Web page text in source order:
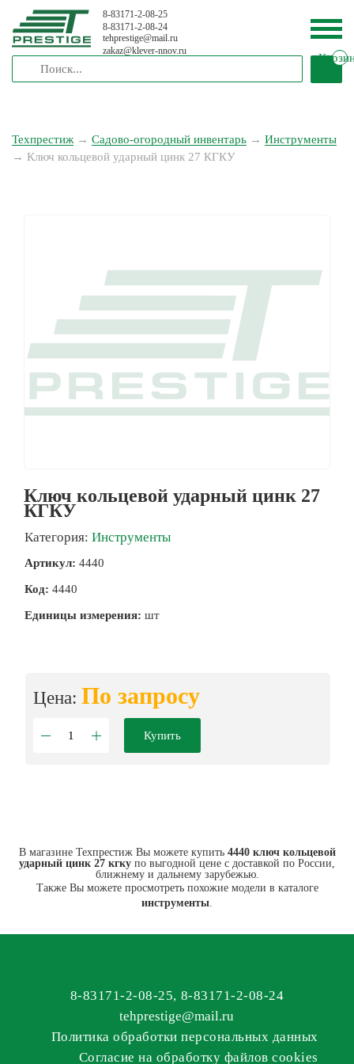
8-83171-2-08-25
8-83171-2-08-24
tehprestige@mail.ru
zakaz@klever-nnov.ru
Техпрестиж → Садово-огородный инвентарь → Инструменты
→ Ключ кольцевой ударный цинк 27 КГКУ
Ключ кольцевой ударный цинк 27
КГКУ
Категория: Инструменты
Артикул: 4440
Код: 4440
Единицы измерения: шт
Цена: По запросу
Купить
В магазине Техпрестиж Вы можете купить 4440 ключ кольцевой
ударный цинк 27 кгку по выгодной цене с доставкой по России,
ближнему и дальнему зарубежью.
Также Вы можете просмотреть похожие модели в каталоге
инструменты.
8-83171-2-08-25, 8-83171-2-08-24
tehprestige@mail.ru
Политика обработки персональных данных
Согласие на обработку файлов cookies